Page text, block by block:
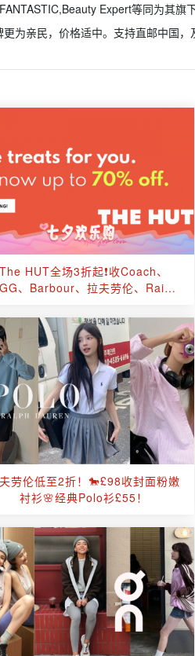
Expert等同为其旗
为亲民，价格适中。支持直邮中国，
The HUT全场3折起❗收Coach、
、Barbour、拉夫劳伦、Rains
劳伦低至2折！🐎£98收封面粉嫩
衬衫🌸经典Polo衫£55！